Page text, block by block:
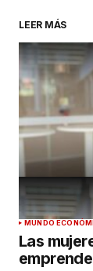
LEER MÁS
MUNDO
Las